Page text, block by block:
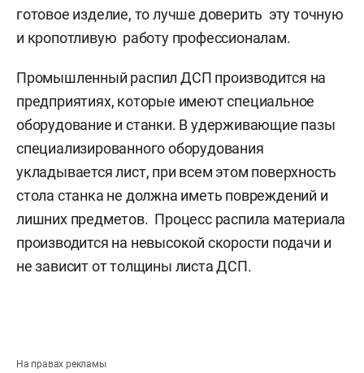
готовое изделие, то лучше доверить эту точную
и кропотливую работу профессионалам.
Промышленный распил ДСП производится на
предприятиях, которые имеют специальное
оборудование и станки. В удерживающие пазы
специализированного оборудования
укладывается лист, при всем этом поверхность
стола станка не должна иметь повреждений и
лишних предметов. Процесс распила материала
производится на невысокой скорости подачи и
не зависит от толщины листа ДСП.
На правах рекламы